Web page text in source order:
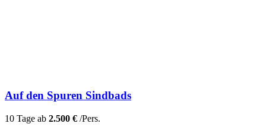
Auf den Spuren Sindbads
10 Tage ab 2.500 € /Pers.